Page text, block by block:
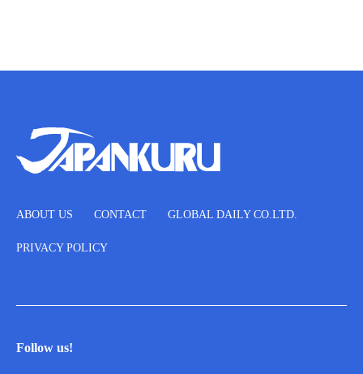
ABOUT US CONTACT GLOBAL DAILY CO.LTD.
PRIVACY POLICY
Follow us!